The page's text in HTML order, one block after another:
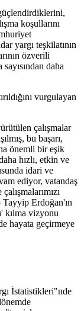
koşullarını
yargı teşkilatının
özverili
daha
vurgulayan
çalışmalar
bu başarı,
önemli bir eşik
hızlı, etkin ve
idari ve
ediyor, vatandaş
Tayyip Erdoğan'ın
kılma vizyonu
hayata geçirmeye
İstatistikleri"nde